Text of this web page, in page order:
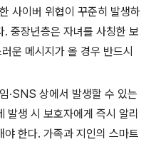
사이버 위협이 꾸준히 발생하
. 중장년층은 자녀를 사칭한 보
운 메시지가 올 경우 반드시
·SNS 상에서 발생할 수 있는
발생 시 보호자에게 즉시 알리
야 한다. 가족과 지인의 스마트